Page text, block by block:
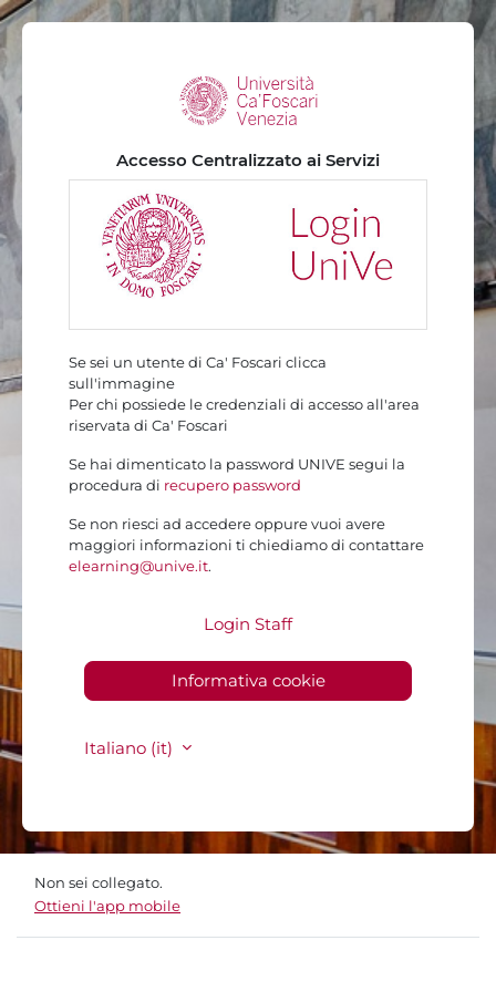
Vai al contenuto principale
Accesso Centralizzato ai Servizi
Se sei un utente di Ca' Foscari clicca
sull'immagine
Per chi possiede le credenziali di accesso all'area
riservata di Ca' Foscari
Se hai dimenticato la password UNIVE segui la
procedura di recupero password
Se non riesci ad accedere oppure vuoi avere
maggiori informazioni ti chiediamo di contattare
elearning@unive.it.
Login Staff
Informativa cookie
Italiano ‎(it)‎
Non sei collegato.
Ottieni l'app mobile